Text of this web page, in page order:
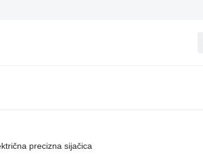
precizna sijačica